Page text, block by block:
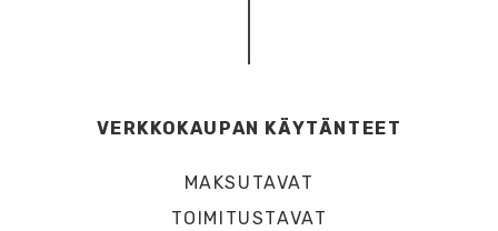
VERKKOKAUPAN KÄYTÄNTEET
MAKSUTAVAT
TOIMITUSTAVAT